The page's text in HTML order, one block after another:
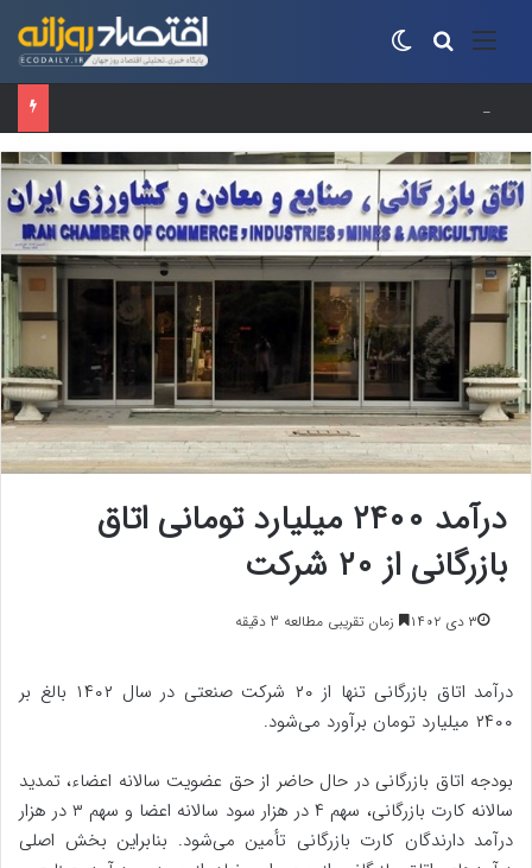
منو جستجو برای
درآمد ۲۴۰۰ میلیارد تومانی اتاق
بازرگانی از ۲۰ شرکت
۳ دی ۱۴۰۲ زمان تقریبی مطالعه 3 دقیقه
درآمد اتاق بازرگانی تنها از ۲۰ شرکت صنعتی در سال ۱۴۰۲ بالغ بر
۲۴۰۰ میلیارد تومان برآورد می‌شود.
بودجه اتاق بازرگانی در حال حاضر از حق عضویت سالانه اعضاء، تمدید
سالانه کارت بازرگانی، سهم ۴ در هزار سود سالانه اعضا و سهم ۳ در هزار
درآمد دارندگان کارت بازرگانی تأمین می‌شود. بنابراین بخش اصلی